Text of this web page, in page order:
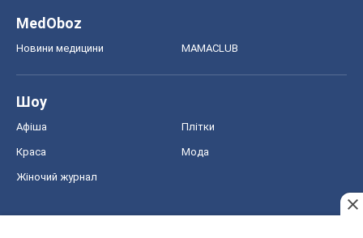
MedOboz
Новини медицини MAMACLUB
Шоу
Афіша Плітки
Краса Мода
Жіночий журнал